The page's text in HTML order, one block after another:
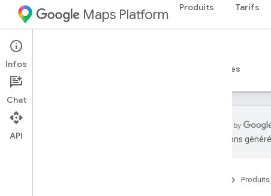
Maps Platform Produits Tarifs
iOS
Guides
Ressources
traductions
Produits
Infos
Chat
API